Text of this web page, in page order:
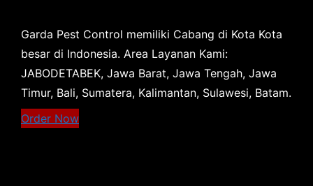
Garda Pest Control memiliki Cabang di Kota Kota
besar di Indonesia. Area Layanan Kami:
JABODETABEK, Jawa Barat, Jawa Tengah, Jawa
Timur, Bali, Sumatera, Kalimantan, Sulawesi, Batam.
Order Now